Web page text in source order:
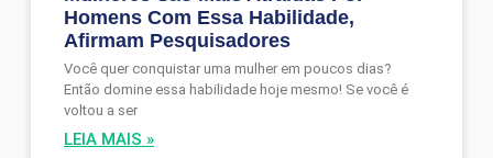
Homens Com Essa Habilidade,
Afirmam Pesquisadores
Você quer conquistar uma mulher em poucos dias?
Então domine essa habilidade hoje mesmo! Se você é
voltou a ser
LEIA MAIS »